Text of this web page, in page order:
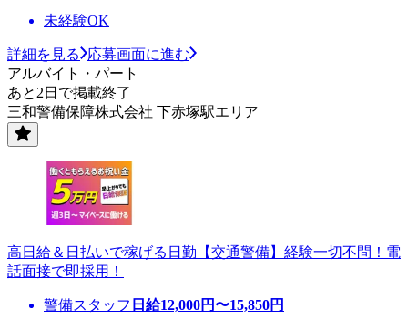
未経験OK
詳細を見る
応募画面に進む
アルバイト・パート
あと2日で掲載終了
三和警備保障株式会社 下赤塚駅エリア
高日給＆日払いで稼げる日勤【交通警備】経験一切不問！電
話面接で即採用！
警備スタッフ 日給12,000円〜15,850円